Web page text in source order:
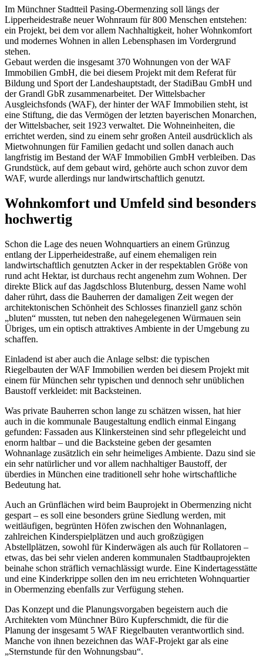
Im Münchner Stadtteil Pasing-Obermenzing soll längs der
Lipperheidestraße neuer Wohnraum für 800 Menschen entstehen:
ein Projekt, bei dem vor allem Nachhaltigkeit, hoher Wohnkomfort
und modernes Wohnen in allen Lebensphasen im Vordergrund
stehen.
Gebaut werden die insgesamt 370 Wohnungen von der WAF
Immobilien GmbH, die bei diesem Projekt mit dem Referat für
Bildung und Sport der Landeshauptstadt, der StadiBau GmbH und
der Grandl GbR zusammenarbeitet. Der Wittelsbacher
Ausgleichsfonds (WAF), der hinter der WAF Immobilien steht, ist
eine Stiftung, die das Vermögen der letzten bayerischen Monarchen,
der Wittelsbacher, seit 1923 verwaltet. Die Wohneinheiten, die
errichtet werden, sind zu einem sehr großen Anteil ausdrücklich als
Mietwohnungen für Familien gedacht und sollen danach auch
langfristig im Bestand der WAF Immobilien GmbH verbleiben. Das
Grundstück, auf dem gebaut wird, gehörte auch schon zuvor dem
WAF, wurde allerdings nur landwirtschaftlich genutzt.
Wohnkomfort und Umfeld sind besonders
hochwertig
Schon die Lage des neuen Wohnquartiers an einem Grünzug
entlang der Lipperheidestraße, auf einem ehemaligen rein
landwirtschaftlich genutzten Acker in der respektablen Größe von
rund acht Hektar, ist durchaus recht angenehm zum Wohnen. Der
direkte Blick auf das Jagdschloss Blutenburg, dessen Name wohl
daher rührt, dass die Bauherren der damaligen Zeit wegen der
architektonischen Schönheit des Schlosses finanziell ganz schön
„bluten“ mussten, tut neben den nahegelegenen Würmauen sein
Übriges, um ein optisch attraktives Ambiente in der Umgebung zu
schaffen.
Einladend ist aber auch die Anlage selbst: die typischen
Riegelbauten der WAF Immobilien werden bei diesem Projekt mit
einem für München sehr typischen und dennoch sehr unüblichen
Baustoff verkleidet: mit Backsteinen.
Was private Bauherren schon lange zu schätzen wissen, hat hier
auch in die kommunale Baugestaltung endlich einmal Eingang
gefunden: Fassaden aus Klinkersteinen sind sehr pflegeleicht und
enorm haltbar – und die Backsteine geben der gesamten
Wohnanlage zusätzlich ein sehr heimeliges Ambiente. Dazu sind sie
ein sehr natürlicher und vor allem nachhaltiger Baustoff, der
überdies in München eine traditionell sehr hohe wirtschaftliche
Bedeutung hat.
Auch an Grünflächen wird beim Bauprojekt in Obermenzing nicht
gespart – es soll eine besonders grüne Siedlung werden, mit
weitläufigen, begrünten Höfen zwischen den Wohnanlagen,
zahlreichen Kinderspielplätzen und auch großzügigen
Abstellplätzen, sowohl für Kinderwägen als auch für Rollatoren –
etwas, das bei sehr vielen anderen kommunalen Stadtbauprojekten
beinahe schon sträflich vernachlässigt wurde. Eine Kindertagesstätte
und eine Kinderkrippe sollen den im neu errichteten Wohnquartier
in Obermenzing ebenfalls zur Verfügung stehen.
Das Konzept und die Planungsvorgaben begeistern auch die
Architekten vom Münchner Büro Kupferschmidt, die für die
Planung der insgesamt 5 WAF Riegelbauten verantwortlich sind.
Manche von ihnen bezeichnen das WAF-Projekt gar als eine
„Sternstunde für den Wohnungsbau“.